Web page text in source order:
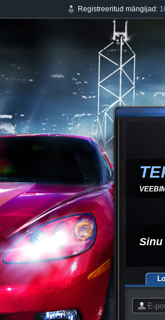
Registreeritud mängijad: